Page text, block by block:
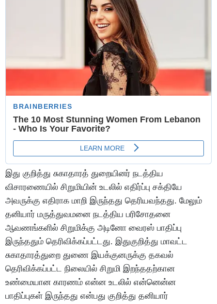
இது குறித்து சுகாதாரத் துறையினர் நடத்திய
விசாரணையில் சிறுமியின் உடலில் எதிர்ப்பு சக்தியே
அவருக்கு எதிராக மாறி இருந்தது தெரியவந்தது. மேலும்
தனியார் மருத்துவமனை நடத்திய பரிசோதனை
ஆவணங்களில் சிறுமிக்கு அடினோ வைரஸ் பாதிப்பு
இருந்ததும் தெரிவிக்கப்பட்டது. இதுகுறித்து மாவட்ட
சுகாதாரத்துறை துணை இயக்குனருக்கு தகவல்
தெரிவிக்கப்பட்ட நிலையில் சிறுமி இறந்ததற்கான
உண்மையான காரணம் என்ன உடலில் என்னென்ன
பாதிப்புகள் இருந்தது என்பது குறித்து தனியார்